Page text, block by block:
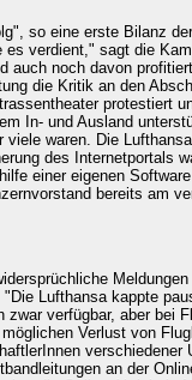
so eine erste Bilanz
verdient," sagt die
auch noch davon
die Kritik an den
protestiert
In- und Ausland
waren. Die
des Internetportals
einer eigenen
bereits am
Lufthansa kappte
verfügbar, aber bei
Verlust von
an der